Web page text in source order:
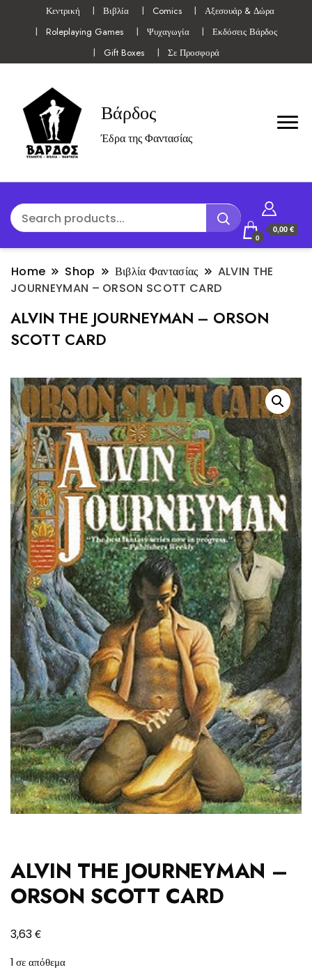
Κεντρική Βιβλία Comics
Αξεσουάρ & Δώρα
Roleplaying Games
Ψυχαγωγία
Εκδόσεις Βάρδος
Gift Boxes
Σε Προσφορά
Βάρδος
Έδρα της Φαντασίας
0
0,00 €
Home Shop Βιβλία Φαντασίας
ALVIN THE
JOURNEYMAN – ORSON SCOTT CARD
ALVIN THE JOURNEYMAN – ORSON
SCOTT CARD
ALVIN THE JOURNEYMAN –
ORSON SCOTT CARD
3,63€
1 σε απόθεμα